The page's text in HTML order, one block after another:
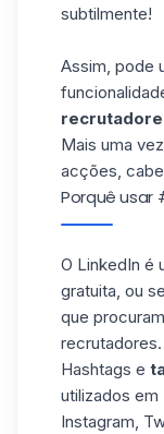
subtilmente!
Assim, pode
Mais uma
acções,
Porquê usar
O LinkedIn é
gratuita, ou
que
recrutadores.
Hashtags e
utilizados em
Instagram,